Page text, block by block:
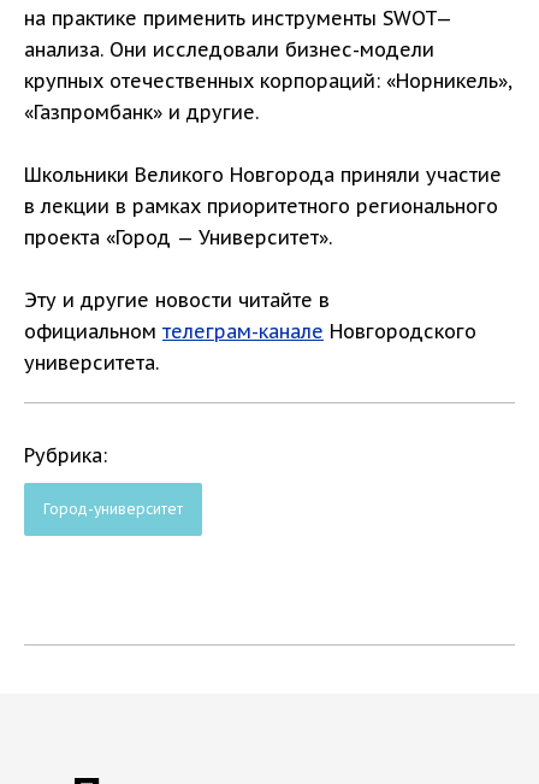
на практике применить инструменты SWOT—
анализа. Они исследовали бизнес-модели
крупных отечественных корпораций: «Норникель»,
«Газпромбанк» и другие.
Школьники Великого Новгорода приняли участие
в лекции в рамках приоритетного регионального
проекта «Город — Университет».
Эту и другие новости читайте в
официальном телеграм-канале Новгородского
университета.
Рубрика:
Город-университет